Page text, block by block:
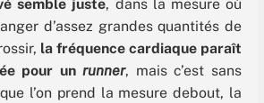
semble juste, dans la mesure où
d’assez grandes quantités de
la fréquence cardiaque paraît
pour unrunner, mais c’est sans
l’on prend la mesure debout, la